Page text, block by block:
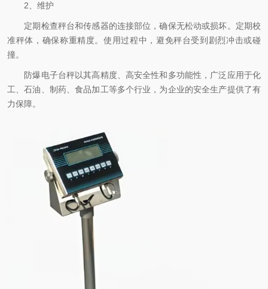
2、维护
定期检查秤台和传感器的连接部位，确保无松动或损坏。定期校
准秤体，确保称重精度。使用过程中，避免秤台受到剧烈冲击或碰
撞。
防爆电子台秤以其高精度、高安全性和多功能性，广泛应用于化
工、石油、制药、食品加工等多个行业，为企业的安全生产提供了有
力保障。